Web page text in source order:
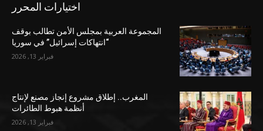
اختيارات المحرر
المجموعة العربية بمجلس الأمن تطالب بوقف
“انتهاكات إسرائيل” في سوريا
فبراير 13, 2026
المغرب.. إطلاق مشروع إنجاز مصنع لإنتاج
أنظمة هبوط الطائرات
فبراير 13, 2026